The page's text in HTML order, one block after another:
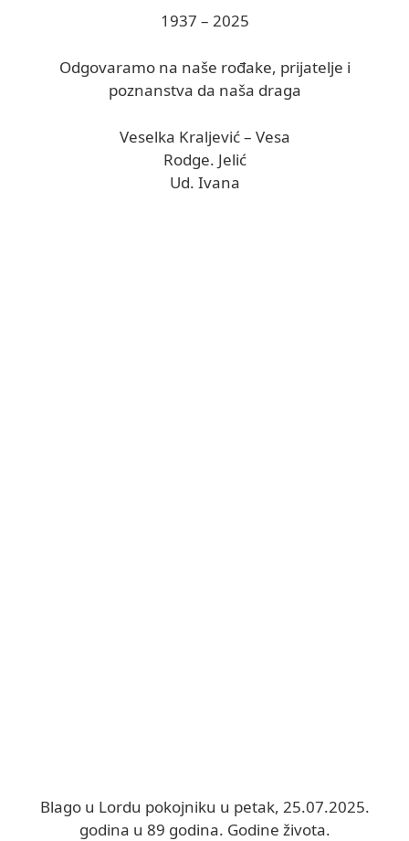
1937 – 2025
Odgovaramo na naše rođake, prijatelje i
poznanstva da naša draga
Veselka Kraljević – Vesa
Rodge. Jelić
Ud. Ivana
Blago u Lordu pokojniku u petak, 25.07.2025.
godina u 89 godina. Godine života.